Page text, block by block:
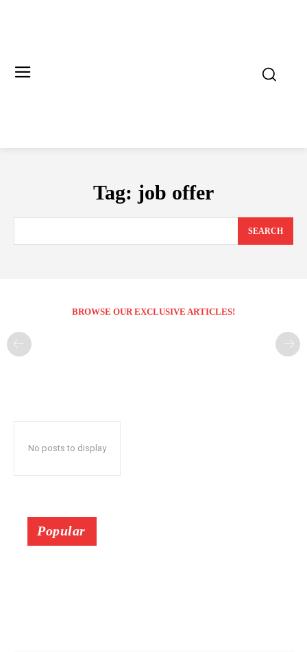
Tag: job offer
SEARCH
BROWSE OUR EXCLUSIVE ARTICLES!
No posts to display
Popular